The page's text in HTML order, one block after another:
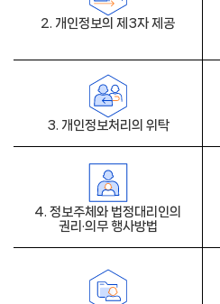
2. 개인정보의 제3자 제공
3. 개인정보처리의 위탁
4. 정보주체와 법정대리인의
권리·의무 행사방법